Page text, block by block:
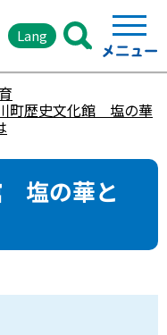
Lang
町歴史文化館 塩の華
塩の華と